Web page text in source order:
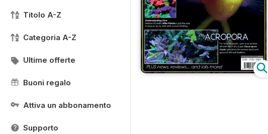
Titolo A-Z
Categoria A-Z
Ultime offerte
Buoni regalo
Attiva un abbonamento
Supporto